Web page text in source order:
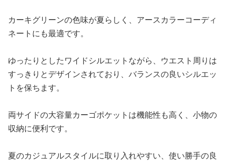
カーキグリーンの色味が夏らしく、アースカラーコーディ
ネートにも最適です。
ゆったりとしたワイドシルエットながら、ウエスト周りは
すっきりとデザインされており、バランスの良いシルエッ
トを保ちます。
両サイドの大容量カーゴポケットは機能性も高く、小物の
収納に便利です。
夏のカジュアルスタイルに取り入れやすい、使い勝手の良